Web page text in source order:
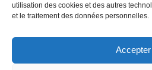
utilisation des cookies et des autres
et le traitement des données personnelles.
Accepter
d’électricité,
d’un régime
régional,